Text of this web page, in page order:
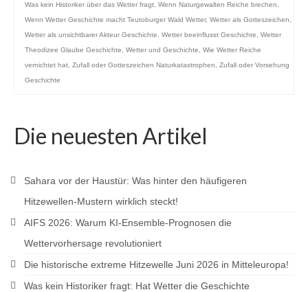
Was kein Historiker über das Wetter fragt Wenn Naturgewalten Reiche brechen
Wenn Wetter Geschichte macht Teutoburger Wald Wetter, Wetter als Gotteszeichen
Wetter als unsichtbarer Akteur Geschichte
Wetter beeinflusst Geschichte
Wetter
Theodizee Glaube Geschichte
Wetter und Geschichte
Wie Wetter Reiche
vernichtet hat Zufall oder Gotteszeichen Naturkatastrophen
Zufall oder Vorsehung
Geschichte
Die neuesten Artikel
Sahara vor der Haustür: Was hinter den häufigeren
Hitzewellen-Mustern wirklich steckt!
AIFS 2026: Warum KI-Ensemble-Prognosen die
Wettervorhersage revolutioniert
Die historische extreme Hitzewelle Juni 2026 in Mitteleuropa!
Was kein Historiker fragt: Hat Wetter die Geschichte